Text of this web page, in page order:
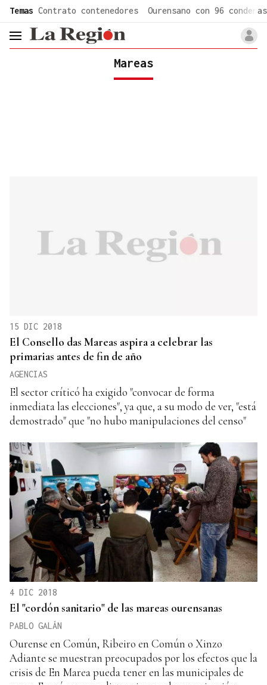
Temas Contrato contenedores Ourensano con 96 condenas
header.menu.open
Mareas
15 DIC 2018
El Consello das Mareas aspira a celebrar las
primarias antes de fin de año
AGENCIAS
El sector críticó ha exigido "convocar de forma
inmediata las elecciones", ya que, a su modo de ver, "está
demostrado" que "no hubo manipulaciones del censo"
4 DIC 2018
El "cordón sanitario" de las mareas ourensanas
PABLO GALÁN
Ourense en Común, Ribeiro en Común o Xinzo
Adiante se muestran preocupados por los efectos que la
crisis de En Marea pueda tener en las municipales de